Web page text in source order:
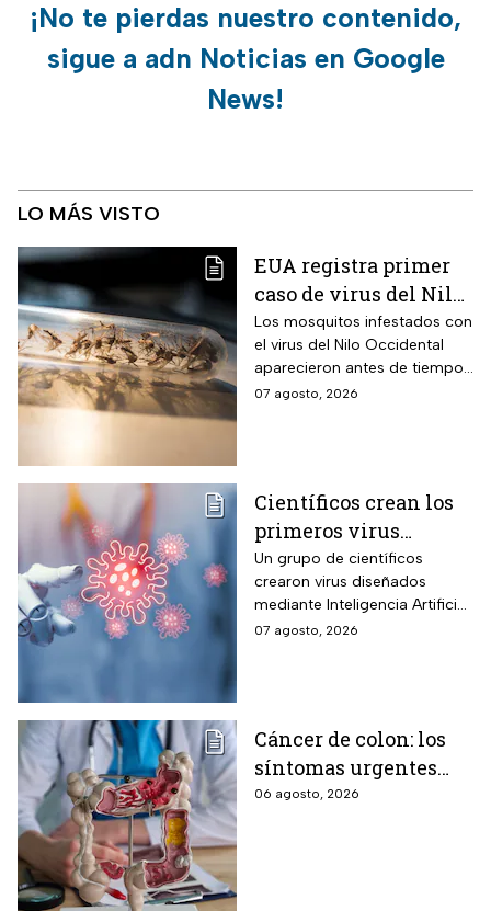
¡No te pierdas nuestro contenido,
sigue a adn Noticias en Google
News!
LO MÁS VISTO
EUA registra primer
caso de virus del Nilo
Occidental de 2026
Los mosquitos infestados con
el virus del Nilo Occidental
aparecieron antes de tiempo
en EUA; ya se registró el
07 agosto, 2026
Científicos crean los
primeros virus
diseñados por la IA,
¿son peligrosos para
los humanos?
Un grupo de científicos
crearon virus diseñados
mediante Inteligencia Artificial
pero se han encendido las
07 agosto, 2026
Cáncer de colon: los
síntomas urgentes
que te advierten que
06 agosto, 2026